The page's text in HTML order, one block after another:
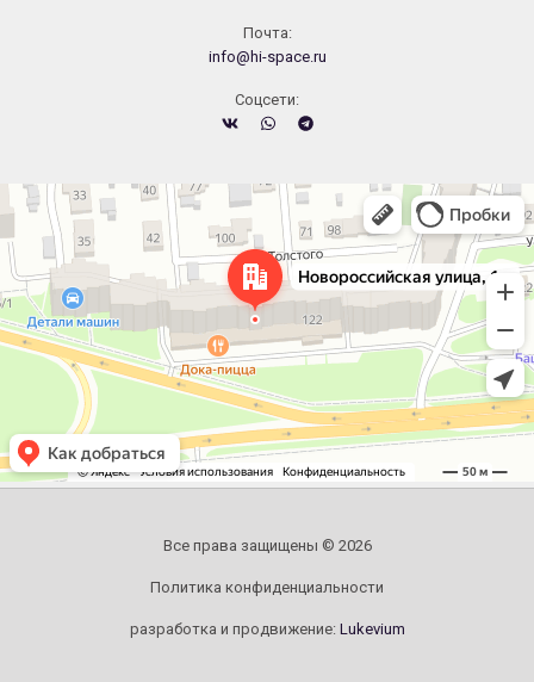
Почта:
info@hi-space.ru
Cоцсети:
Челябинск
Новороссийская улица, 122 — Яндекс.Карты
Все права защищены © 2026
Политика конфиденциальности
разработка и продвижение: Lukevium